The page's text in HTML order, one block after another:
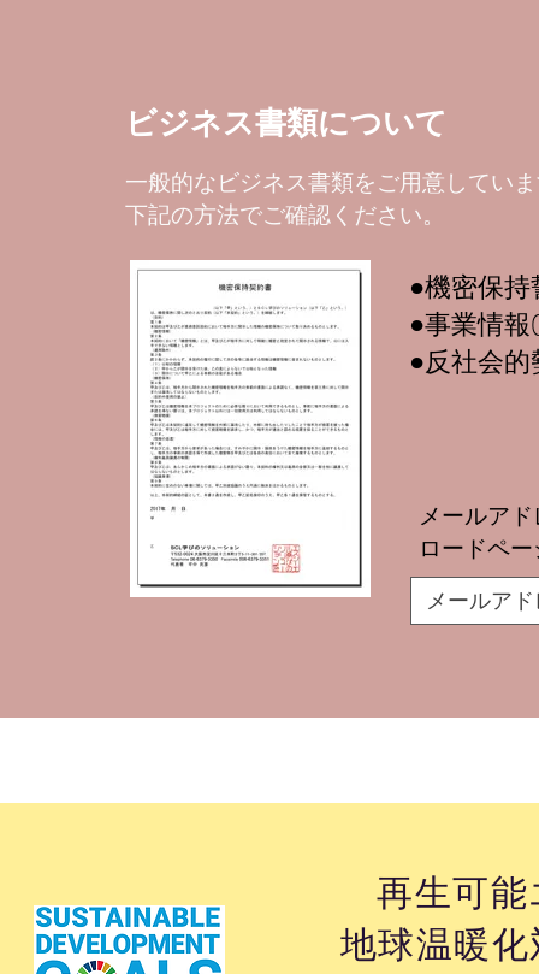
ビジネス書類について
一般的なビジネス書類をご用意してい
​下記の方法でご確認ください。
​●機密保
​●事業情
​●反社会
メールア
ロードペ
再生可
地球温暖